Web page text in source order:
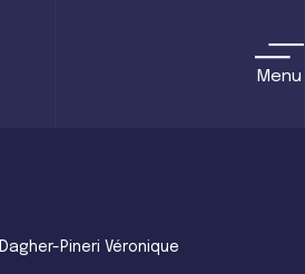
Menu
Dagher-Pineri Véronique